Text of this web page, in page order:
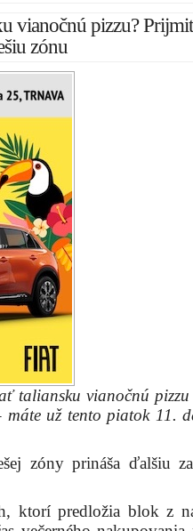
vianočnú pizzu?
zónu
taliansku vianočnú
už tento piatok 11.
zóny prináša ďalšiu
ktorí predložia blok z